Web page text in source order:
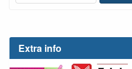
Extra info